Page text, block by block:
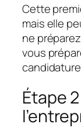
Cette
mais elle
ne
vous
Étape